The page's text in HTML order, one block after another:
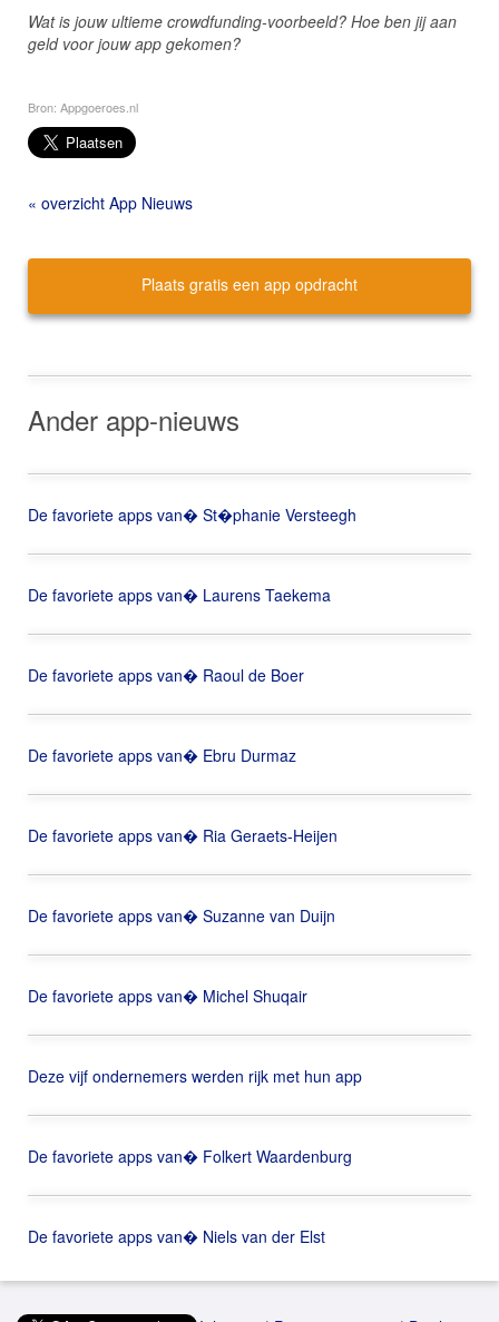
Wat is jouw ultieme crowdfunding-voorbeeld? Hoe ben jij aan
geld voor jouw app gekomen?
Bron: Appgoeroes.nl
« overzicht App Nieuws
Plaats gratis een app opdracht
Ander app-nieuws
De favoriete apps van� St�phanie Versteegh
De favoriete apps van� Laurens Taekema
De favoriete apps van� Raoul de Boer
De favoriete apps van� Ebru Durmaz
De favoriete apps van� Ria Geraets-Heijen
De favoriete apps van� Suzanne van Duijn
De favoriete apps van� Michel Shuqair
Deze vijf ondernemers werden rijk met hun app
De favoriete apps van� Folkert Waardenburg
De favoriete apps van� Niels van der Elst